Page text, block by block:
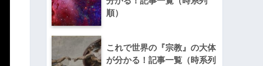
順）
これで世界の『宗教』の大体
が分かる！記事一覧（時系列